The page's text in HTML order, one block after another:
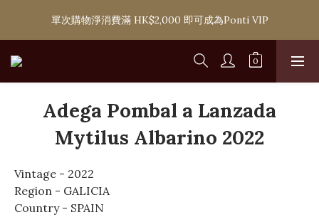
購滿 HK$1,800 即可享香港本地免費送貨服務，或選擇於6間分店
免費自取
單次購物淨消費滿 HK$2,000 即可成為Ponti VIP
購滿 HK$1,800 即可享香港本地免費送貨服務，或選擇於6間分店
Adega Pombal a Lanzada
Mytilus Albarino 2022
Vintage - 2022
Region - GALICIA
Country - SPAIN